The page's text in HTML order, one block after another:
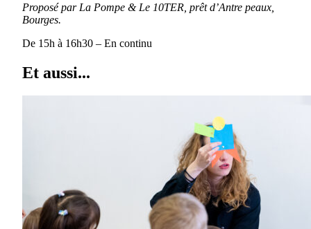
Proposé par La Pompe & Le 10TER, prêt d’Antre peaux,
Bourges.
De 15h à 16h30 – En continu
Et aussi...